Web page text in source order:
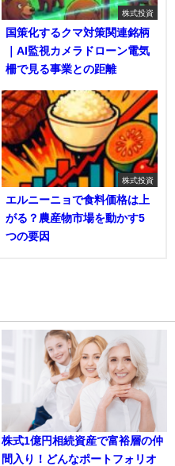
株式投資
国策化するクマ対策関連銘柄
｜AI監視カメラドローン電気
柵で見る事業との距離
株式投資
エルニーニョで食料価格は上
がる？農産物市場を動かす5
つの要因
株式1億円相続資産で富裕層の仲
間入り！どんなポートフォリオ